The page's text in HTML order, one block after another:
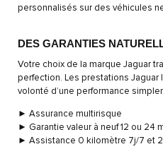
personnalisés sur des véhicules
DES GARANTIES
Votre choix de la marque Jaguar
perfection. Les prestations Jaguar
volonté d’une performance
► Assurance multirisque
► Garantie valeur à neuf 12 ou 24
► Assistance 0 kilomètre 7j/7 et